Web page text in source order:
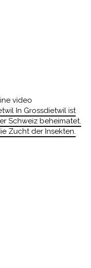
video
In Grossdietwil ist
Schweiz beheimatet.
Zucht der Insekten.